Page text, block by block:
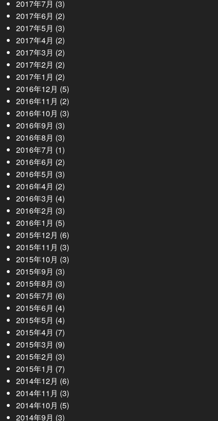
2017年7月 (3)
2017年6月 (2)
2017年5月 (3)
2017年4月 (2)
2017年3月 (2)
2017年2月 (2)
2017年1月 (2)
2016年12月 (5)
2016年11月 (2)
2016年10月 (3)
2016年9月 (3)
2016年8月 (3)
2016年7月 (1)
2016年6月 (2)
2016年5月 (3)
2016年4月 (2)
2016年3月 (4)
2016年2月 (3)
2016年1月 (5)
2015年12月 (6)
2015年11月 (3)
2015年10月 (3)
2015年9月 (3)
2015年8月 (3)
2015年7月 (6)
2015年6月 (4)
2015年5月 (4)
2015年4月 (7)
2015年3月 (9)
2015年2月 (3)
2015年1月 (7)
2014年12月 (6)
2014年11月 (3)
2014年10月 (5)
2014年9月 (3)